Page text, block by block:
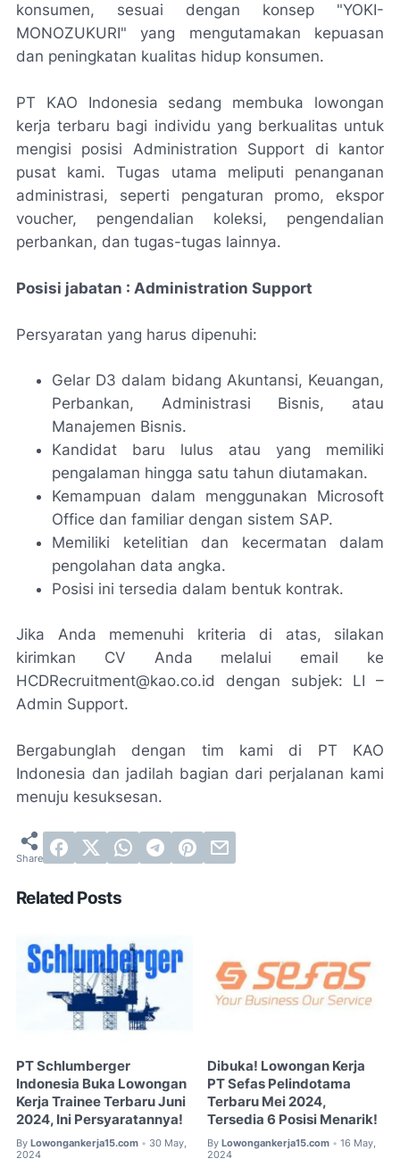
konsumen, sesuai dengan konsep "YOKI-
MONOZUKURI" yang mengutamakan kepuasan
dan peningkatan kualitas hidup konsumen.
PT KAO Indonesia sedang membuka lowongan
kerja terbaru bagi individu yang berkualitas untuk
mengisi posisi Administration Support di kantor
pusat kami. Tugas utama meliputi penanganan
administrasi, seperti pengaturan promo, ekspor
voucher, pengendalian koleksi, pengendalian
perbankan, dan tugas-tugas lainnya.
Posisi jabatan : Administration Support
Persyaratan yang harus dipenuhi:
Gelar D3 dalam bidang Akuntansi, Keuangan,
Perbankan, Administrasi Bisnis, atau
Manajemen Bisnis.
Kandidat baru lulus atau yang memiliki
pengalaman hingga satu tahun diutamakan.
Kemampuan dalam menggunakan Microsoft
Office dan familiar dengan sistem SAP.
Memiliki ketelitian dan kecermatan dalam
pengolahan data angka.
Posisi ini tersedia dalam bentuk kontrak.
Jika Anda memenuhi kriteria di atas, silakan
kirimkan CV Anda melalui email ke
HCDRecruitment@kao.co.id dengan subjek: LI –
Admin Support.
Bergabunglah dengan tim kami di PT KAO
Indonesia dan jadilah bagian dari perjalanan kami
menuju kesuksesan.
Related Posts
PT Schlumberger
Indonesia Buka Lowongan
Kerja Trainee Terbaru Juni
2024, Ini Persyaratannya!
By Lowongankerja15.com • 30 May,
2024
Dibuka! Lowongan Kerja
PT Sefas Pelindotama
Terbaru Mei 2024,
Tersedia 6 Posisi Menarik!
By Lowongankerja15.com • 16 May,
2024